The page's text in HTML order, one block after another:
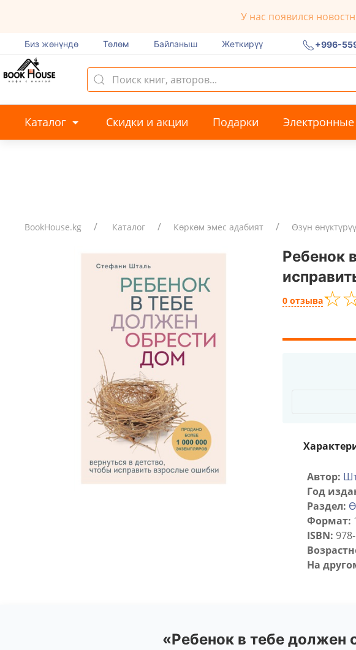
У нас появился
Биз жөнүндө Төлөм Байланыш Жеткирүү +996-
Каталог Скидки и акции Подарки Электронные
BookHouse.kg Каталог Көркөм эмес адабият Өзүн өнүктүрүү
Ребенок
0 отзыва☆
★
Автор:
Год
Раздел:
Формат:
ISBN:
На
«Ребенок в тебе должен